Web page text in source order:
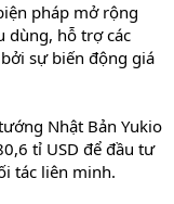
pháp mở rộng
dùng, hỗ trợ các
sự biến động giá
Nhật Bản Yukio
tỉ USD để đầu tư
tác liên minh.